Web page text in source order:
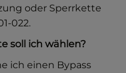
oder Sperrkette
022.
soll ich wählen?
ich einen Bypass